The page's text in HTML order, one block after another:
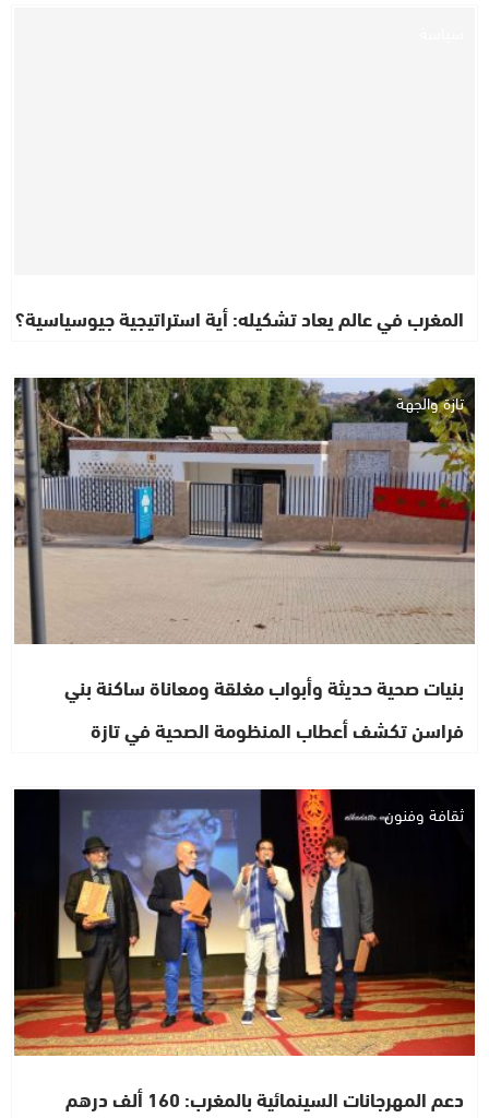
المغرب في عالم يعاد تشكيله: أية استراتيجية جيوسياسية؟
تازة والجهة
بنيات صحية حديثة وأبواب مغلقة ومعاناة ساكنة بني
فراسن تكشف أعطاب المنظومة الصحية في تازة
ثقافة وفنون
دعم المهرجانات السينمائية بالمغرب: 160 ألف درهم